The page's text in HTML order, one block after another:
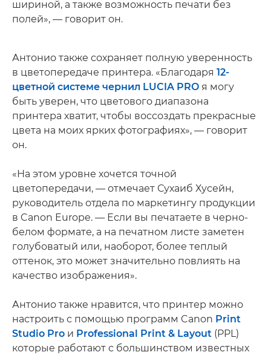
шириной, а также возможность печати без
полей», — говорит он.
Антонио также сохраняет полную уверенность
в цветопередаче принтера. «Благодаря 12-
цветной системе чернил LUCIA PRO я могу
быть уверен, что цветового диапазона
принтера хватит, чтобы воссоздать прекрасные
цвета на моих ярких фотографиях», — говорит
он.
«На этом уровне хочется точной
цветопередачи, — отмечает Сухаиб Хусейн,
руководитель отдела по маркетингу продукции
в Canon Europe. — Если вы печатаете в черно-
белом формате, а на печатном листе заметен
голубоватый или, наоборот, более теплый
оттенок, это может значительно повлиять на
качество изображения».
Антонио также нравится, что принтер можно
настроить с помощью программ Canon Print
Studio Pro и Professional Print & Layout (PPL)
которые работают с большинством известных